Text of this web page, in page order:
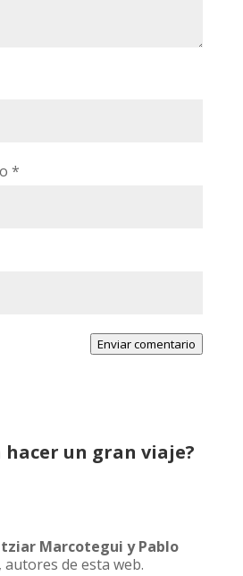
*
Enviar comentario
hacer un gran viaje?
Marcotegui y Pablo
, autores de esta web.